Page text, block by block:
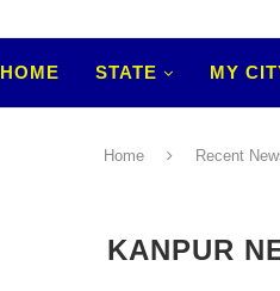
HOME STATE MY
Home Recent
KANPUR